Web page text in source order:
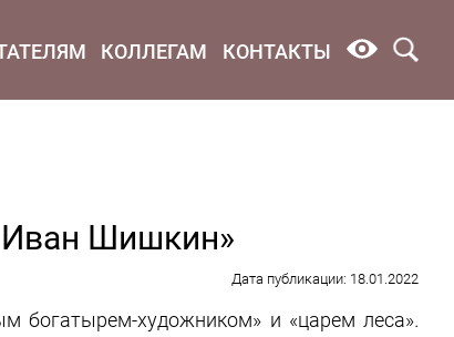
КОЛЛЕГАМ КОНТАКТЫ
Шишкин»
Дата публикации: 18.01.2022
богатырем-художником» и «царем леса».